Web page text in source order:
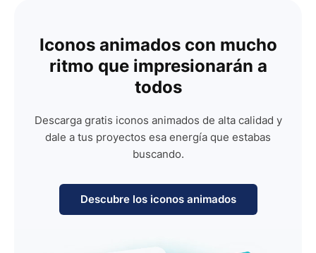
Iconos animados con mucho
ritmo que impresionarán a
todos
Descarga gratis iconos animados de alta calidad y
dale a tus proyectos esa energía que estabas
buscando.
Descubre los iconos animados